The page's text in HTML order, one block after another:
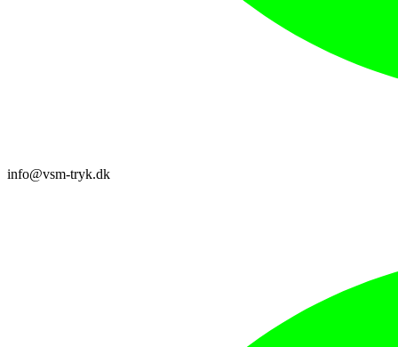
info@vsm-tryk.dk